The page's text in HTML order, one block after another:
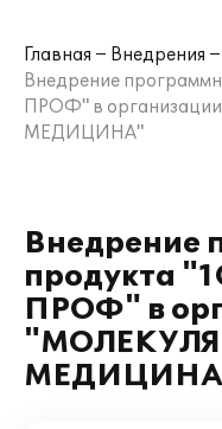
Главная
Внедрения
Внедрение
ПРОФ" в
МЕДИЦИНА"
Внедрение
продукта
ПРОФ" в